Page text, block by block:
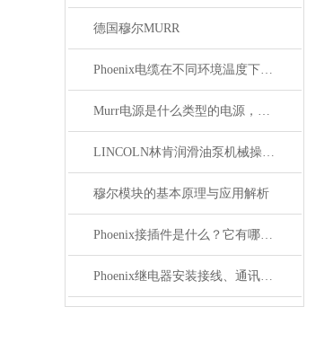
德国穆尔MURR
Phoenix电缆在不同环境温度下的性能表现如何？
Murr电源是什么类型的电源，主要用于哪些领域？
LINCOLN林肯润滑油泵机械操作原理
穆尔模块的基本原理与应用解析
Phoenix接插件是什么？它有哪些应用？
Phoenix继电器安装接线、通讯集成与故障诊断指南